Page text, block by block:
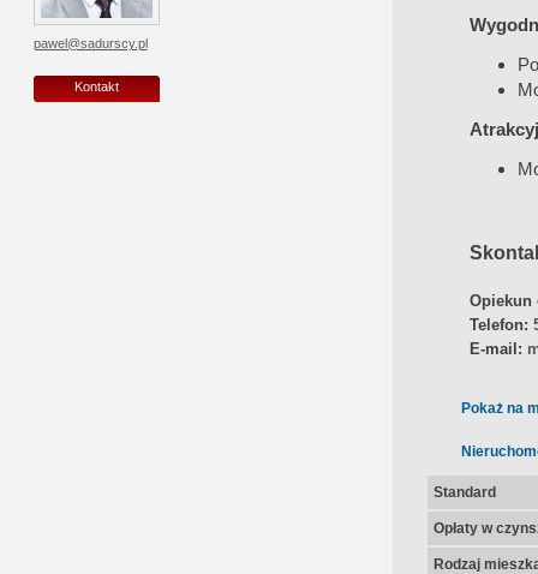
pawel@sadurscy.pl
Kontakt
Opiekun
Telefon:
E-mail:
Pokaż na
Standard
Opłaty w
Rodzaj